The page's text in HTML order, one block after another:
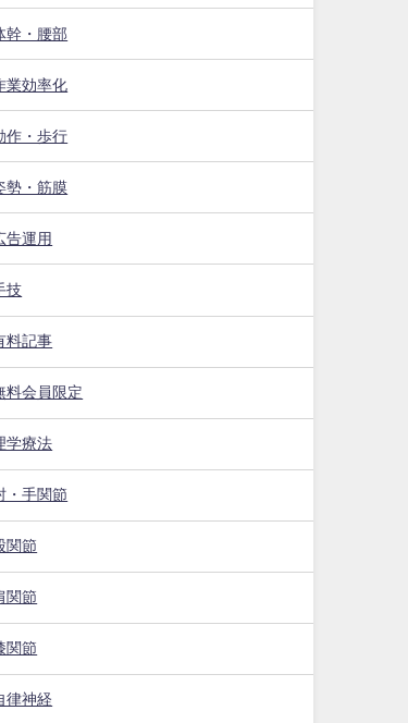
幹・腰部
業効率化
作・歩行
勢・筋膜
告運用
技
料記事
料会員限定
学療法
・手関節
関節
関節
関節
律神経